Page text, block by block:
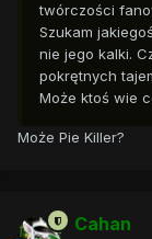
twórczości
Szukam
nie jego kalki.
pokrętnych
Może ktoś wie
Może Pie Killer?
Cahan